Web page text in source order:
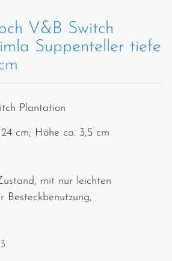
V&B Switch
Suppenteller tiefe
Plantation
cm; Höhe ca. 3,5 cm
mit nur leichten
Besteckbenutzung,